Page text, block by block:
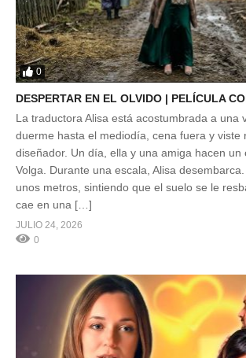
0
DESPERTAR EN EL OLVIDO | PELÍCULA
La traductora Alisa está acostumbrada a una
duerme hasta el mediodía, cena fuera y viste
diseñador. Un día, ella y una amiga hacen un
Volga. Durante una escala, Alisa
unos metros, sintiendo que el suelo se le
cae en una […]
JULIO 24, 2026
0